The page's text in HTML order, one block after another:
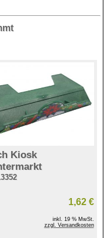
Kiosk
1,62 €
inkl. 19 % MwSt.
zzgl. Versandkosten